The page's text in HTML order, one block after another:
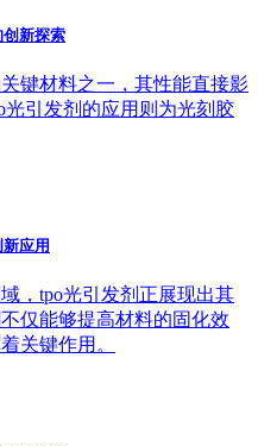
新探索
键材料之一，其性能直接影
引发剂的应用则为光刻胶
应用
，tpo光引发剂正展现出其
仅能够提高材料的固化效
关键作用。